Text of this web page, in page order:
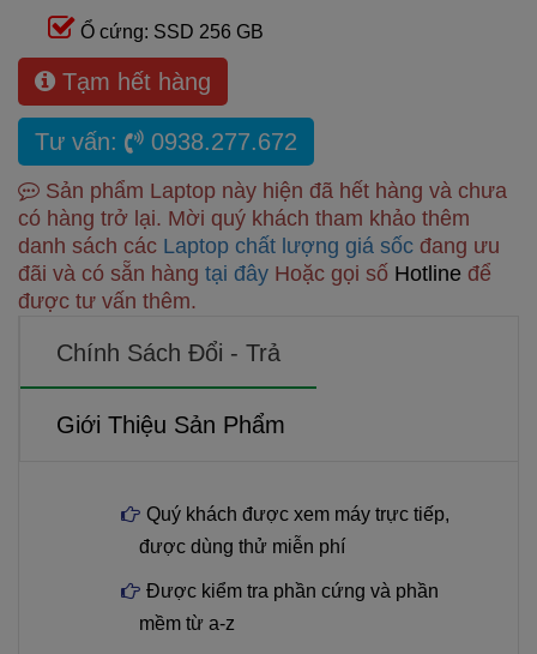
Ổ cứng: SSD 256 GB
Tạm hết hàng
Tư vấn: 0938.277.672
Sản phẩm Laptop này hiện đã hết hàng và chưa
có hàng trở lại. Mời quý khách tham khảo thêm
danh sách các Laptop chất lượng giá sốc đang ưu
đãi và có sẵn hàng tại đây Hoặc gọi số Hotline để
được tư vấn thêm.
Chính Sách Đổi - Trả
Giới Thiệu Sản Phẩm
Quý khách được xem máy trực tiếp,
được dùng thử miễn phí
Được kiểm tra phần cứng và phần
mềm từ a-z